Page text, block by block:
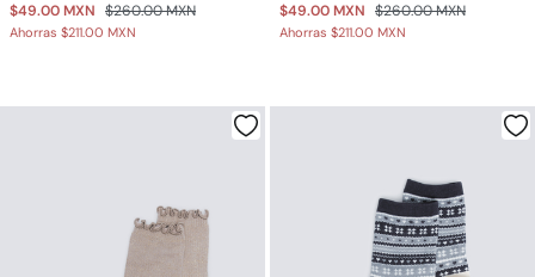
$49.00 MXN $260.00 MXN
Ahorras $211.00 MXN
$49.00 MXN $260.00 MXN
Ahorras $211.00 MXN